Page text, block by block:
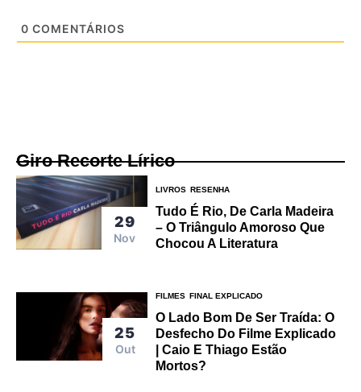
0 COMENTÁRIOS
Giro Recorte Lírico
29
Nov
LIVROS RESENHA
Tudo É Rio, De Carla Madeira
– O Triângulo Amoroso Que
Chocou A Literatura
25
Out
FILMES FINAL EXPLICADO
O Lado Bom De Ser Traída: O
Desfecho Do Filme Explicado
| Caio E Thiago Estão
Mortos?